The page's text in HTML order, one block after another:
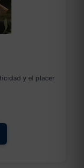
y el placer